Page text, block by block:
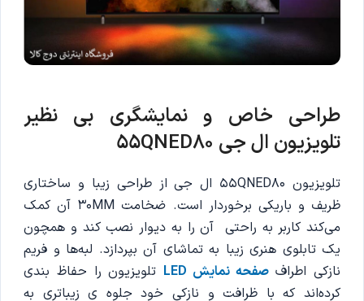
طراحی خاص و نمایشگری بی نظیر
تلویزیون ال جی 55QNED80
تلویزیون 55QNED80 ال جی از طراحی زیبا و ساختاری
ظریف و باریکی برخوردار است. ضخامت 30MM آن کمک
می‌کند کاربر به راحتی آن را به دیوار نصب کند و همچون
یک تابلوی هنری زیبا به تماشای آن بپردازد. لبه‌ها و فریم
نازکی اطرافصفحه نمایش LED
تلویزیون را حفاظ بندی
کرده‌اند که با ظرافت و نازکی خود جلوه ی زیباتری به